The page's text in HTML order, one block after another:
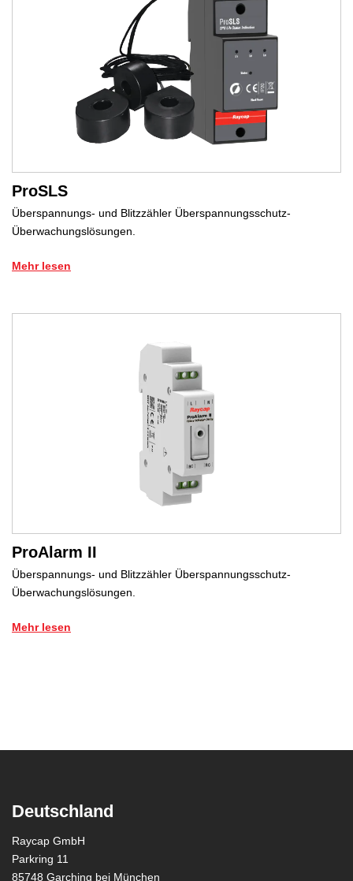
ProSLS
Überspannungs- und Blitzzähler Überspannungsschutz-
Überwachungslösungen.
Mehr lesen
ProAlarm II
Überspannungs- und Blitzzähler Überspannungsschutz-
Überwachungslösungen.
Mehr lesen
Deutschland
Raycap GmbH
Parkring 11
85748 Garching bei München